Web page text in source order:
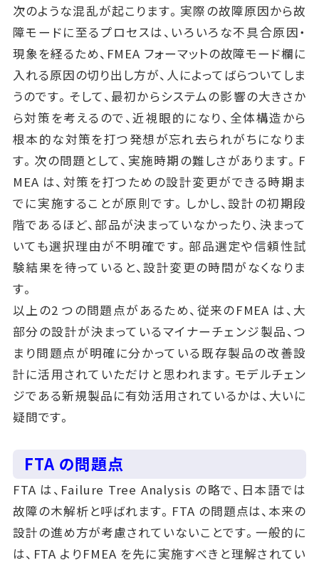
次のような混乱が起こります。実際の故障原因から故
障モードに至るプロセスは、いろいろな不具合原因・
現象を経るため、FMEA フォーマットの故障モード欄に
入れる原因の切り出し方が、人によってばらついてしま
うのです。そして、最初からシステムの影響の大きさか
ら対策を考えるので、近視眼的になり、全体構造から
根本的な対策を打つ発想が忘れ去られがちになりま
す。次の問題として、実施時期の難しさがあります。F
MEA は、対策を打つための設計変更ができる時期ま
でに実施することが原則です。しかし、設計の初期段
階であるほど、部品が決まっていなかったり、決まって
いても選択理由が不明確です。部品選定や信頼性試
験結果を待っていると、設計変更の時間がなくなりま
す。
以上の2 つの問題点があるため、従来のFMEA は、大
部分の設計が決まっているマイナーチェンジ製品、つ
まり問題点が明確に分かっている既存製品の改善設
計に活用されていただけと思われます。モデルチェン
ジである新規製品に有効活用されているかは、大いに
疑問です。
FTA の問題点
FTA は、Failure Tree Analysis の略で、日本語では
故障の木解析と呼ばれます。FTA の問題点は、本来の
設計の進め方が考慮されていないことです。一般的に
は、FTA よりFMEA を先に実施すべきと理解されてい